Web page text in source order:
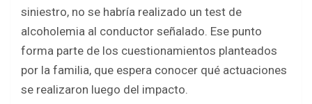
siniestro, no se habría realizado un test de
alcoholemia al conductor señalado. Ese punto
forma parte de los cuestionamientos planteados
por la familia, que espera conocer qué actuaciones
se realizaron luego del impacto.